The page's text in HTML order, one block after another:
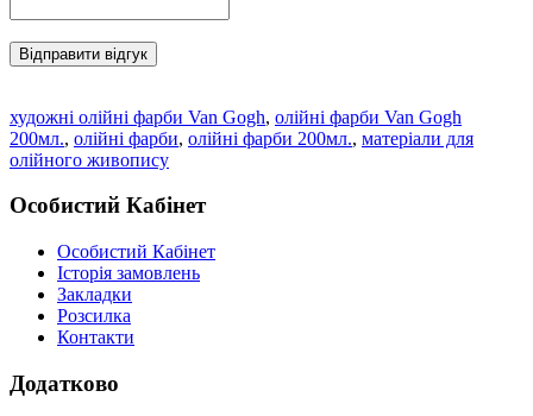
Відправити відгук
художні олійні фарби Van Gogh, олійні фарби Van Gogh
200мл., олійні фарби, олійні фарби 200мл., матеріали для
олійного живопису
Особистий Кабінет
Особистий Кабінет
Історія замовлень
Закладки
Розсилка
Контакти
Додатково